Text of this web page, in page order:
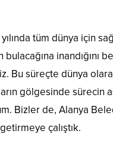
tüm dünya için
bulacağına
Bu süreçte dünya
gölgesinde sürecin
Bizler de, Alanya
çalıştık.